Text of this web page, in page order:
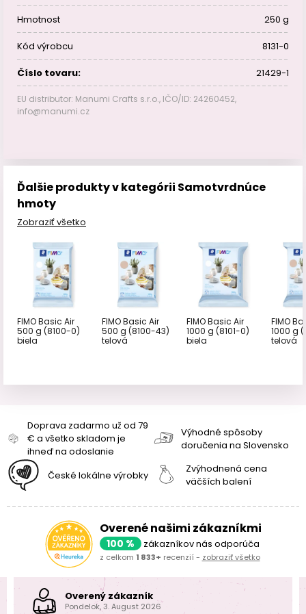
Hmotnost 250 g
Kód výrobcu 8131-0
Číslo tovaru: 21429-1
EU distributor: Manumi Crafts s.r.o., IČO/ID: 24260452,
info@manumi.cz
Ďalšie produkty v kategórii Samotvrdnúce
hmoty
Zobraziť všetko
FIMO Basic Air
500 g (8100-0)
biela
FIMO Basic Air
500 g (8100-43)
telová
FIMO Basic Air
1000 g (8101-0)
biela
FIMO
1000 g
telová
Doprava zadarmo už od 79
€ a všetko skladom je
ihneď na odoslanie
Výhodné spôsoby
doručenia na Slovensko
České lokálne výrobky
Zvýhodnená cena
väčších balení
Overené našimi zákazníkmi
100 % zákazníkov nás odporúča
z celkom 1 833+ recenzií - zobraziť všetko
Overený zákazník
Pondelok, 3. August 2026